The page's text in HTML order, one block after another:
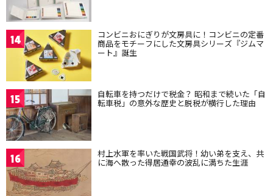
14 コンビニおにぎりが文房具に！コンビニの定番
商品をモチーフにした文房具シリーズ『ジムマ
ート』誕生
15 自転車を持つだけで税金？ 昭和まで続いた「自
転車税」の意外な歴史と脱税が横行した理由
16 村上水軍を率いた戦国武将！幼い弟を支え、共
に海へ散った得居通幸の波乱に満ちた生涯